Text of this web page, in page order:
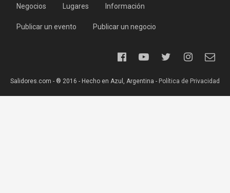
Negocios Lugares Información
Publicar un evento Publicar un negocio
Salidores.com - ® 2016 - Hecho en Azul, Argentina - Política de Privacidad